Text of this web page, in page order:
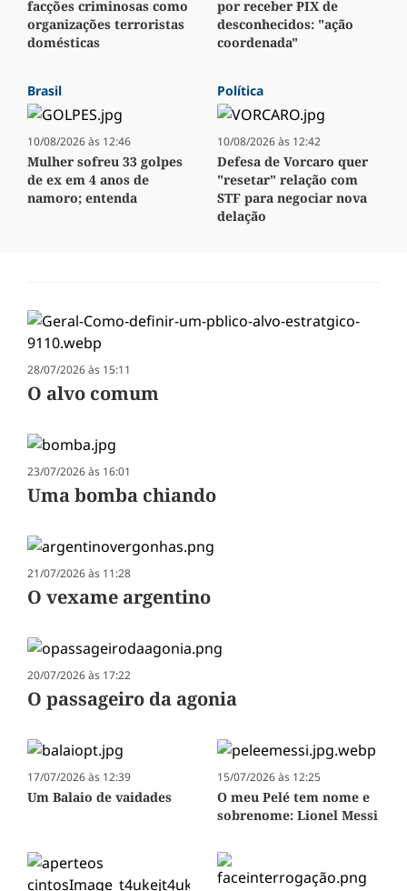
facções criminosas como
organizações terroristas
domésticas
por receber PIX de
desconhecidos: "ação
coordenada"
Brasil
10/08/2026 às 12:46
Mulher sofreu 33 golpes
de ex em 4 anos de
namoro; entenda
Política
10/08/2026 às 12:42
Defesa de Vorcaro quer
"resetar" relação com
STF para negociar nova
delação
28/07/2026 às 15:11
O alvo comum
23/07/2026 às 16:01
Uma bomba chiando
21/07/2026 às 11:28
O vexame argentino
20/07/2026 às 17:22
O passageiro da agonia
17/07/2026 às 12:39
Um Balaio de vaidades
15/07/2026 às 12:25
O meu Pelé tem nome e
sobrenome: Lionel Messi